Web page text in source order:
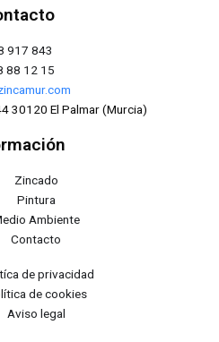
917 843
88 12 15
30120 El Palmar (Murcia)
Zincado
Pintura
Ambiente
Contacto
de privacidad
de cookies
Aviso legal